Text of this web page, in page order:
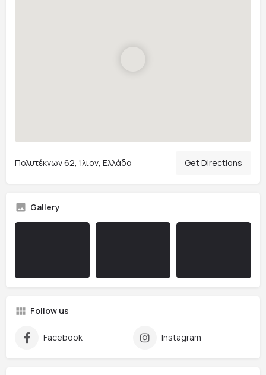
Πολυτέκνων 62, Ίλιον, Ελλάδα Get Directions
Gallery
Follow us
Facebook Instagram